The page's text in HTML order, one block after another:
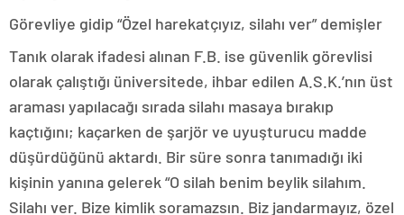
Görevliye gidip “Özel harekatçıyız, silahı ver” demişler
Tanık olarak ifadesi alınan F.B. ise güvenlik görevlisi
olarak çalıştığı üniversitede, ihbar edilen A.S.K.’nın üst
araması yapılacağı sırada silahı masaya bırakıp
kaçtığını; kaçarken de şarjör ve uyuşturucu madde
düşürdüğünü aktardı. Bir süre sonra tanımadığı iki
kişinin yanına gelerek “O silah benim beylik silahım.
Silahı ver. Bize kimlik soramazsın. Biz jandarmayız, özel